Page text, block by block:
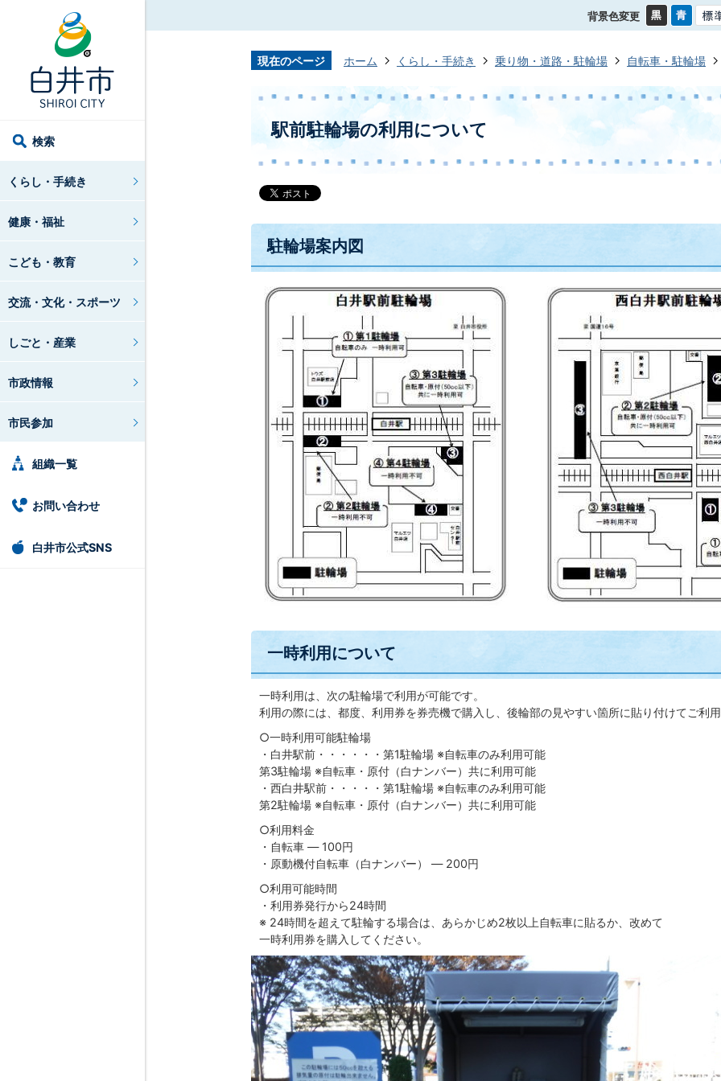
検索
くらし・手続き
健康・福祉
こども・教育
交流・文化・スポーツ
しごと・産業
市政情報
市民参加
組織一覧
お問い合わせ
白井市公式SNS
背景色変更
現在のページ ホーム くらし・手続き 乗り物・道路・駐輪場 自転車・駐輪場
駅前駐輪場の利用について
駐輪場案内図
一時利用について
一時利用は、次の駐輪場で利用が可能です。
利用の際には、都度、利用券を券売機で購入し、後輪部の見やすい箇所に貼り付けてご利
○一時利用可能駐輪場
・白井駅前・・・・・・第1駐輪場 ※自転車のみ利用可能
第3駐輪場 ※自転車・原付（白ナンバー）共に利用可能
・西白井駅前・・・・・第1駐輪場 ※自転車のみ利用可能
第2駐輪場 ※自転車・原付（白ナンバー）共に利用可能
○利用料金
・自転車 ― 100円
・原動機付自転車（白ナンバー） ― 200円
○利用可能時間
・利用券発行から24時間
※ 24時間を超えて駐輪する場合は、あらかじめ2枚以上自転車に貼るか、改めて
一時利用券を購入してください。